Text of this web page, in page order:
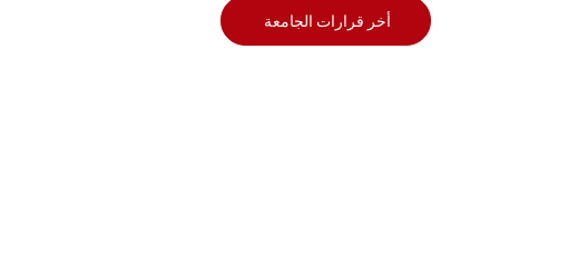
أخر قرارات الجامعة